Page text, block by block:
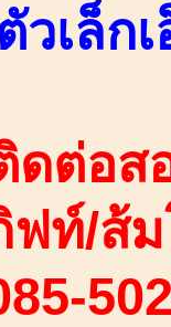
วเล็ก
ดต่อส
ฟท์/ส้